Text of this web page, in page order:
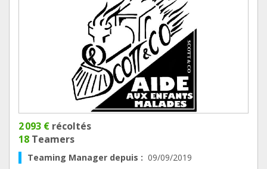
2 093 € récoltés
18 Teamers
Teaming Manager depuis : 09/09/2019